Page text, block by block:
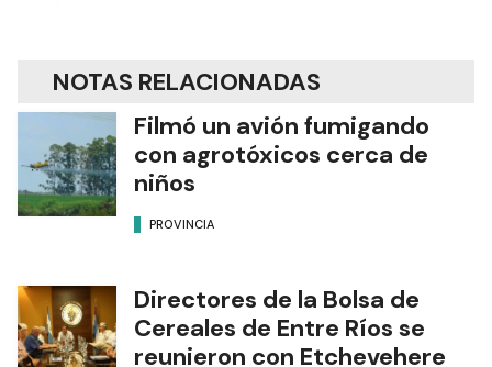
NOTAS RELACIONADAS
Filmó un avión fumigando
con agrotóxicos cerca de
niños
PROVINCIA
Directores de la Bolsa de
Cereales de Entre Ríos se
reunieron con Etchevehere